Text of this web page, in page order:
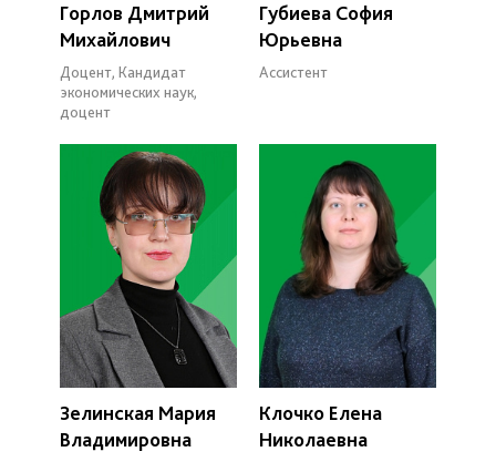
Горлов Дмитрий
Михайлович
Доцент, Кандидат
экономических наук,
доцент
Губиева София
Юрьевна
Ассистент
Зелинская Мария
Владимировна
Клочко Елена
Николаевна